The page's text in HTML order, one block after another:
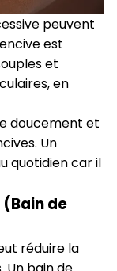
peuvent
est
et
en
doucement et
Un
quotidien car il
(Bain de
réduire la